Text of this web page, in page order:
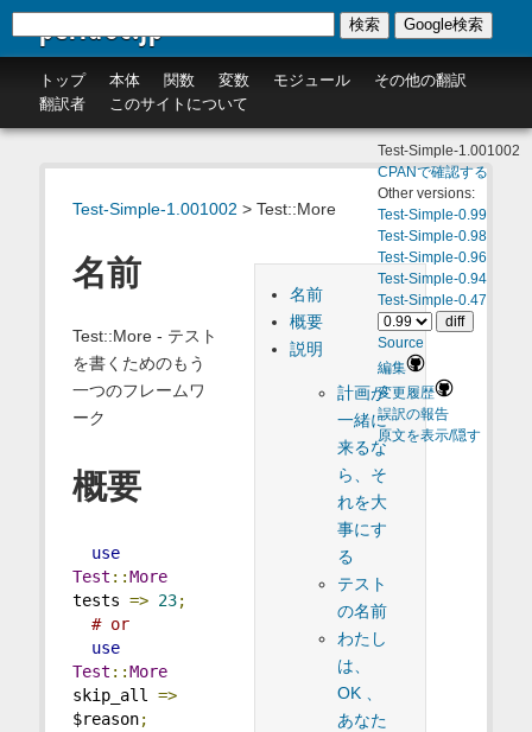
perldoc.jp
トップ 本体 関数 変数 モジュール
その他の翻訳
翻訳者
このサイトについて
検索 Google検索
Test-Simple-1.001002 > Test::More
Test-Simple-1.001002
CPANで確認する
Other versions:
Test-Simple-0.99
Test-Simple-0.98
Test-Simple-0.96
Test-Simple-0.94
Test-Simple-0.47
Source
編集
変更履歴
誤訳の報告
原文を表示/隠す
名前
概要
説明
計画が
一緒に
来るな
ら、そ
れを大
事にす
る
テスト
の名前
わたし
は、
OK 、
あなた
名前
Test::More - テスト
を書くためのもう
一つのフレームワ
ーク
概要
use
Test ::More
tests => 23;
# or
use
Test ::More
skip_all =>
$reason;